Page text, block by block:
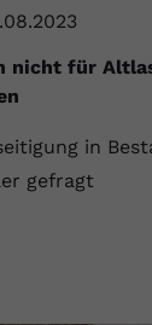
nicht für
in
gefragt